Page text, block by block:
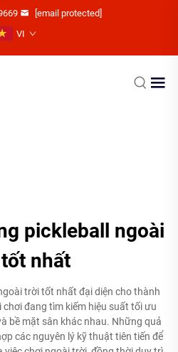
[email protected]
VI
pickleball ngoài
nhất
trời tốt nhất đại diện cho thành
đang tìm kiếm hiệu suất tối ưu
bề mặt sân khác nhau. Những quả
các nguyên lý kỹ thuật tiên tiến để